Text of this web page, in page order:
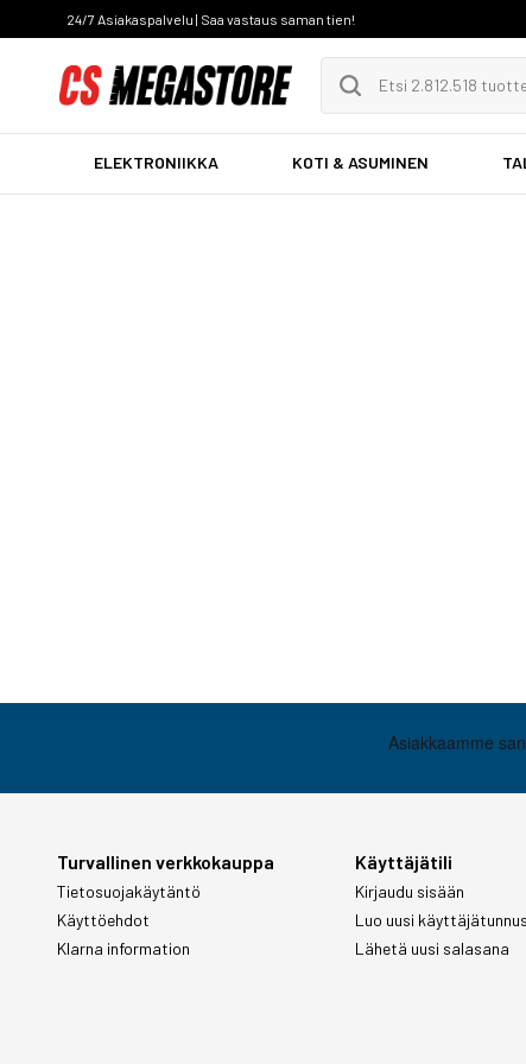
24/7 Asiakaspalvelu | Saa vastaus saman tien!
ELEKTRONIIKKA KOTI & ASUMINEN
Turvallinen verkkokauppa
Tietosuojakäytäntö
Käyttöehdot
Klarna information
Käyttäjätili
Kirjaudu sisään
Luo uusi käyttäjätunnus
Lähetä uusi salasana